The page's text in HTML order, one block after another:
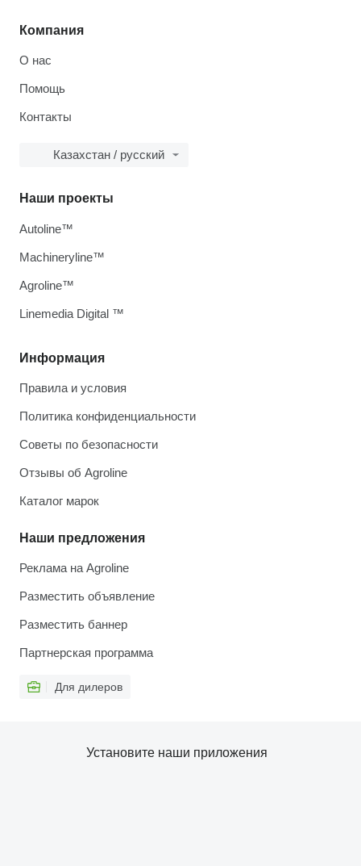
Компания
О нас
Помощь
Контакты
Казахстан / русский
Информация
Правила и условия
Политика конфиденциальности
Советы по безопасности
Отзывы об Agroline
Каталог марок
Наши предложения
Реклама на Agroline
Разместить объявление
Разместить баннер
Партнерская программа
Для дилеров
Наши проекты
Autoline™
Machineryline™
Agroline™
Linemedia Digital ™
Установите наши приложения